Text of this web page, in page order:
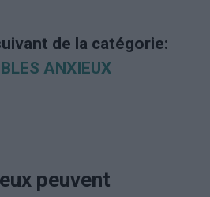
de la catégorie:
ANXIEUX
peuvent